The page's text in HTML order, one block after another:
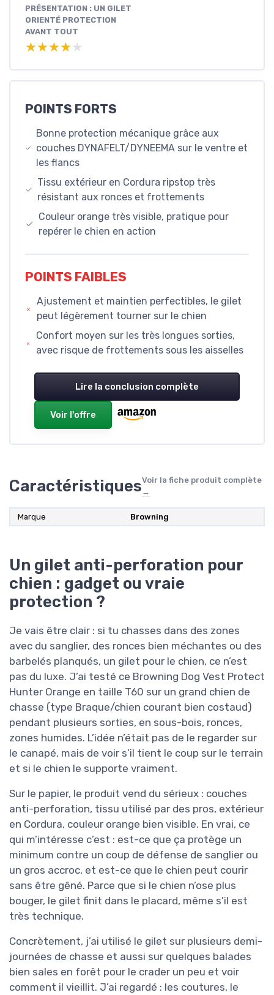
PRÉSENTATION : UN GILET
ORIENTÉ PROTECTION
AVANT TOUT
★★★★★
★★★★★
POINTS FORTS
Bonne protection mécanique grâce aux
couches DYNAFELT/DYNEEMA sur le ventre et
les flancs
Tissu extérieur en Cordura ripstop très
résistant aux ronces et frottements
Couleur orange très visible, pratique pour
repérer le chien en action
POINTS FAIBLES
Ajustement et maintien perfectibles, le gilet
peut légèrement tourner sur le chien
Confort moyen sur les très longues sorties,
avec risque de frottements sous les aisselles
Lire la conclusion complète
Voir l'offre
CaractéristiquesVoir la fiche produit complète
→
Marque Browning
Un gilet anti-perforation pour
chien : gadget ou vraie
protection ?
Je vais être clair : si tu chasses dans des zones
avec du sanglier, des ronces bien méchantes ou des
barbelés planqués, un gilet pour le chien, ce n’est
pas du luxe. J’ai testé ce Browning Dog Vest Protect
Hunter Orange en taille T60 sur un grand chien de
chasse (type Braque/chien courant bien costaud)
pendant plusieurs sorties, en sous-bois, ronces,
zones humides. L’idée n’était pas de le regarder sur
le canapé, mais de voir s’il tient le coup sur le terrain
et si le chien le supporte vraiment.
Sur le papier, le produit vend du sérieux : couches
anti-perforation, tissu utilisé par des pros, extérieur
en Cordura, couleur orange bien visible. En vrai, ce
qui m’intéresse c’est : est-ce que ça protège un
minimum contre un coup de défense de sanglier ou
un gros accroc, et est-ce que le chien peut courir
sans être gêné. Parce que si le chien n’ose plus
bouger, le gilet finit dans le placard, même s’il est
très technique.
Concrètement, j’ai utilisé le gilet sur plusieurs demi-
journées de chasse et aussi sur quelques balades
bien sales en forêt pour le crader un peu et voir
comment il vieillit. J’ai regardé : les coutures, le